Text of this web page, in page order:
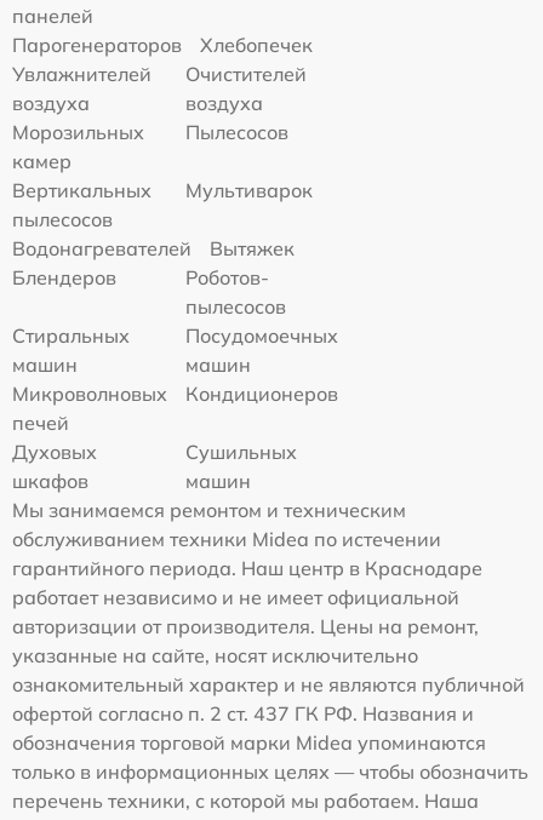
панелей
Парогенераторов
Хлебопечек
Увлажнителей
воздуха
Очистителей
воздуха
Морозильных
камер
Пылесосов
Вертикальных
пылесосов
Мультиварок
Водонагревателей
Вытяжек
Блендеров
Роботов-
пылесосов
Стиральных
машин
Посудомоечных
машин
Микроволновых
печей
Кондиционеров
Духовых
шкафов
Сушильных
машин
Мы занимаемся ремонтом и техническим
обслуживанием техники Midea по истечении
гарантийного периода. Наш центр в Краснодаре
работает независимо и не имеет официальной
авторизации от производителя. Цены на ремонт,
указанные на сайте, носят исключительно
ознакомительный характер и не являются публичной
офертой согласно п. 2 ст. 437 ГК РФ. Названия и
обозначения торговой марки Midea упоминаются
только в информационных целях — чтобы обозначить
перечень техники, с которой мы работаем. Наша